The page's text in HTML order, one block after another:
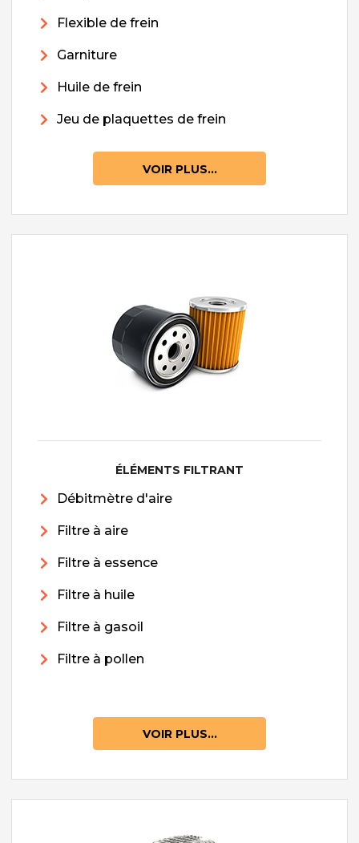
Flexible de frein
Garniture
Huile de frein
Jeu de plaquettes de frein
VOIR PLUS...
ÉLÉMENTS FILTRANT
Débitmètre d'aire
Filtre à aire
Filtre à essence
Filtre à huile
Filtre à gasoil
Filtre à pollen
VOIR PLUS...